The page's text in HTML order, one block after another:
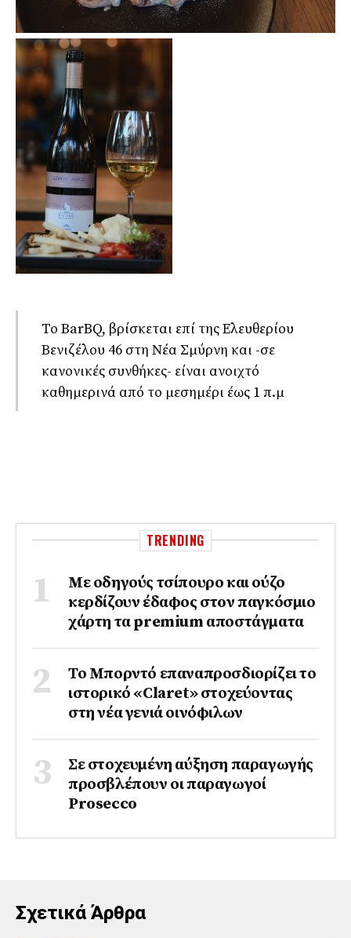
Το BarBQ, βρίσκεται επί της Ελευθερίου
Βενιζέλου 46 στη Νέα Σμύρνη και -σε
κανονικές συνθήκες- είναι ανοιχτό
καθημερινά από το μεσημέρι έως 1 π.μ
TRENDING
Με οδηγούς τσίπουρο και ούζο
κερδίζουν έδαφος στoν παγκόσμιο
χάρτη τα premium αποστάγματα
Το Μπορντό επαναπροσδιορίζει το
ιστορικό «Claret» στοχεύοντας
στη νέα γενιά οινόφιλων
Σε στοχευμένη αύξηση παραγωγής
προσβλέπουν οι παραγωγοί
Prosecco
Σχετικά Άρθρα